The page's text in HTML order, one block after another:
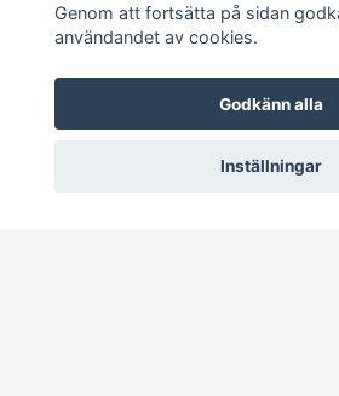
Prenumerera på vårt
Genom att fortsätta på sidan
användandet av cookies.
Godkänn alla
Inställningar